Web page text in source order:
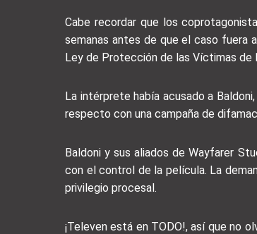
Cabe recordar que los
semanas antes de que el caso fuera
Ley de Protección de las Víctimas de
La intérprete había acusado a
respecto con una campaña de
Baldoni y sus aliados de Wayfarer
con el control de la película. La
privilegio procesal.
¡Televen está en TODO!, así que no